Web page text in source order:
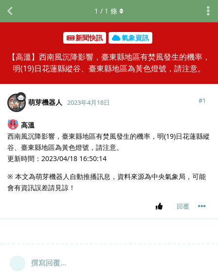
新聞快訊 氣象資訊
【高溫】西南風沉降影響，臺東縣地區有焚風發生的機率，
明(19)日花蓮縣縱谷、臺東縣地區為黃色燈號，請注意。
1 / 1 條
萌芽機器人 2023年4月18日 #1
高溫
西南風沉降影響，臺東縣地區有焚風發生的機率，明(19)日花蓮縣縱
谷、臺東縣地區為黃色燈號，請注意。
更新時間：2023/04/18 16:50:14
※ 本文為萌芽機器人自動推播訊息，資料來源為中央氣象局，可能
會有資訊誤差請見諒！
回覆
撰寫回覆...